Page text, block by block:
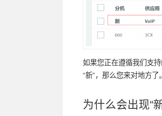
如果您正在遵循我们支
“新”，那么您来对地方了。
为什么会出现“